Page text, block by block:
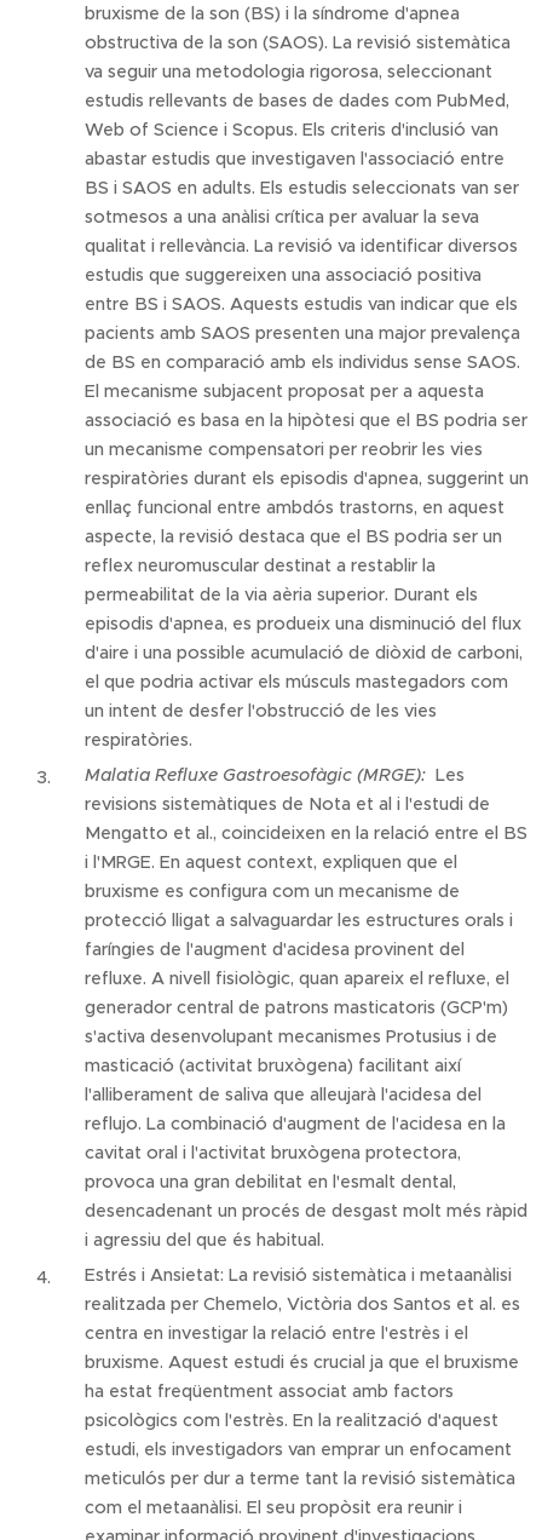
bruxisme de la son (BS) i la síndrome d'apnea
obstructiva de la son (SAOS). La revisió sistemàtica
va seguir una metodologia rigorosa, seleccionant
estudis rellevants de bases de dades com PubMed,
Web of Science i Scopus. Els criteris d'inclusió van
abastar estudis que investigaven l'associació entre
BS i SAOS en adults. Els estudis seleccionats van ser
sotmesos a una anàlisi crítica per avaluar la seva
qualitat i rellevància. La revisió va identificar diversos
estudis que suggereixen una associació positiva
entre BS i SAOS. Aquests estudis van indicar que els
pacients amb SAOS presenten una major prevalença
de BS en comparació amb els individus sense SAOS.
El mecanisme subjacent proposat per a aquesta
associació es basa en la hipòtesi que el BS podria ser
un mecanisme compensatori per reobrir les vies
respiratòries durant els episodis d'apnea, suggerint un
enllaç funcional entre ambdós trastorns, en aquest
aspecte, la revisió destaca que el BS podria ser un
reflex neuromuscular destinat a restablir la
permeabilitat de la via aèria superior. Durant els
episodis d'apnea, es produeix una disminució del flux
d'aire i una possible acumulació de diòxid de carboni,
el que podria activar els músculs mastegadors com
un intent de desfer l'obstrucció de les vies
respiratòries.
Malatia Refluxe Gastroesofàgic (MRGE): Les
revisions sistemàtiques de Nota et al i l'estudi de
Mengatto et al., coincideixen en la relació entre el BS
i l'MRGE. En aquest context, expliquen que el
bruxisme es configura com un mecanisme de
protecció lligat a salvaguardar les estructures orals i
faríngies de l'augment d'acidesa provinent del
refluxe. A nivell fisiològic, quan apareix el refluxe, el
generador central de patrons masticatoris (GCP'm)
s'activa desenvolupant mecanismes Protusius i de
masticació (activitat bruxògena) facilitant així
l'alliberament de saliva que alleujarà l'acidesa del
reflujo. La combinació d'augment de l'acidesa en la
cavitat oral i l'activitat bruxògena protectora,
provoca una gran debilitat en l'esmalt dental,
desencadenant un procés de desgast molt més ràpid
i agressiu del que és habitual.
Estrés i Ansietat: La revisió sistemàtica i metaanàlisi
realitzada per Chemelo, Victòria dos Santos et al. es
centra en investigar la relació entre l'estrès i el
bruxisme. Aquest estudi és crucial ja que el bruxisme
ha estat freqüentment associat amb factors
psicològics com l'estrès. En la realització d'aquest
estudi, els investigadors van emprar un enfocament
meticulós per dur a terme tant la revisió sistemàtica
com el metaanàlisi. El seu propòsit era reunir i